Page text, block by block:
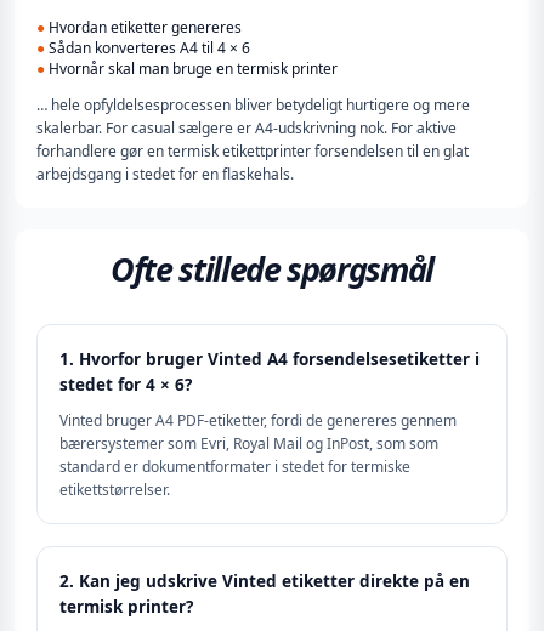
● Hvordan etiketter genereres
●Sådan konverteres A4 til 4 × 6
● Hvornår skal man bruge en termisk printer
… hele opfyldelsesprocessen bliver betydeligt hurtigere og mere
skalerbar. For casual sælgere er A4-udskrivning nok. For aktive
forhandlere gør en termisk etikettprinter forsendelsen til en glat
arbejdsgang i stedet for en flaskehals.
Ofte stillede spørgsmål
1. Hvorfor bruger Vinted A4 forsendelsesetiketter i
stedet for 4 × 6?
Vinted bruger A4 PDF-etiketter, fordi de genereres gennem
bærersystemer som Evri, Royal Mail og InPost, som som
standard er dokumentformater i stedet for termiske
etikettstørrelser.
2. Kan jeg udskrive Vinted etiketter direkte på en
termisk printer?